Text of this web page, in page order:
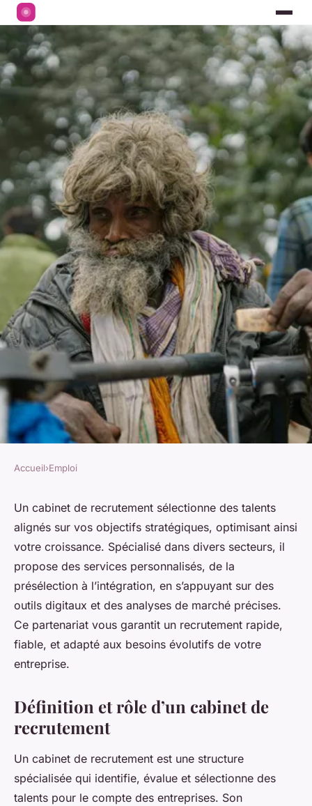
Cabinet de recrutement :
recrutez des talents
stratégiques pour votre
croissance
Agathe•23 octobre 2025•5 min de lecture
Accueil›Emploi
Un cabinet de recrutement sélectionne des talents
alignés sur vos objectifs stratégiques, optimisant ainsi
votre croissance. Spécialisé dans divers secteurs, il
propose des services personnalisés, de la
présélection à l’intégration, en s’appuyant sur des
outils digitaux et des analyses de marché précises.
Ce partenariat vous garantit un recrutement rapide,
fiable, et adapté aux besoins évolutifs de votre
entreprise.
Définition et rôle d’un cabinet de
recrutement
Un cabinet de recrutement est une structure
spécialisée qui identifie, évalue et sélectionne des
talents pour le compte des entreprises. Son